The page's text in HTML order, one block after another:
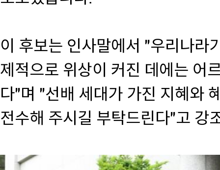
이 후보는 인사말에서 "우리나라
제적으로 위상이 커진 데에는 어
다"며 "선배 세대가 가진 지혜와
전수해 주시길 부탁드린다"고 강